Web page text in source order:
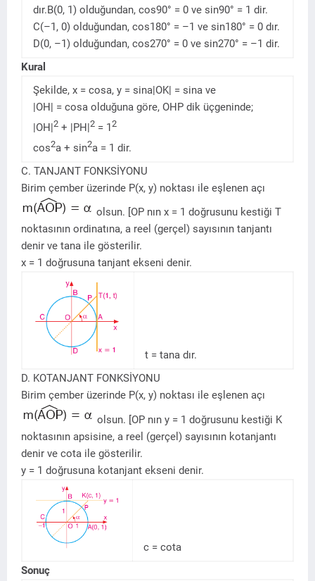
dır.B(0, 1) olduğundan, cos90° = 0 ve sin90° = 1 dir.
C(–1, 0) olduğundan, cos180° = –1 ve sin180° = 0 dır.
D(0, –1) olduğundan, cos270° = 0 ve sin270° = –1 dir.
Kural
Şekilde, x = cosa, y = sina|OK| = sina ve
|OH| = cosa olduğuna göre, OHP dik üçgeninde;
|OH|2 + |PH|2 = 12
cos2a + sin2a = 1 dir.
C. TANJANT FONKSİYONU
Birim çember üzerinde P(x, y) noktası ile eşlenen açı
olsun. [OP nın x = 1 doğrusunu kestiği T
noktasının ordinatına, a reel (gerçel) sayısının tanjantı
denir ve tana ile gösterilir.
x = 1 doğrusuna tanjant ekseni denir.
t = tana dır.
D. KOTANJANT FONKSİYONU
Birim çember üzerinde P(x, y) noktası ile eşlenen açı
olsun. [OP nın y = 1 doğrusunu kestiği K
noktasının apsisine, a reel (gerçel) sayısının kotanjantı
denir ve cota ile gösterilir.
y = 1 doğrusuna kotanjant ekseni denir.
c = cota
Sonuç